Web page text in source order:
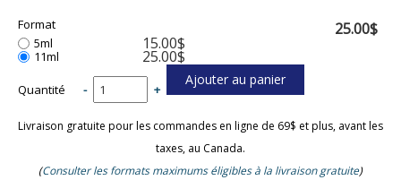
Format
5ml
15.00$
11ml 25.00$
Quantité - +
25.00$
Livraison gratuite pour les commandes en ligne de 69$ et plus, avant les
taxes, au Canada.
(Consulter les formats maximums éligibles à la livraison gratuite)